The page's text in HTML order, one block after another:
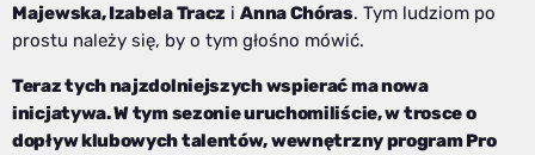
Majewska, Izabela Tracz iAnna Chóras. Tym ludziom po
prostu należy się, by o tym głośno mówić.
Teraz tych najzdolniejszych wspierać ma nowa
inicjatywa. W tym sezonie uruchomiliście, w trosce o
dopływ klubowych talentów, wewnętrzny program Pro